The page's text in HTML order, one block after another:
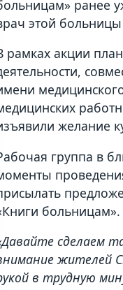
ранее
этой
рамках акции
желание
группа в
больницам».
сделаем
жителей
в трудную